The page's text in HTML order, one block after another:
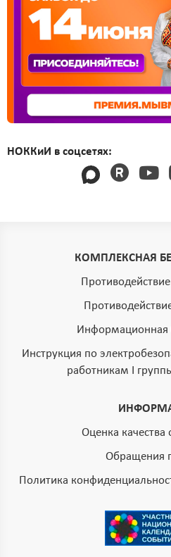
НОККиИ в соцсетях:
КОМПЛЕКСНАЯ
Информационная
Инструкция по
работникам I
Оценка качества
Обращения
Политика